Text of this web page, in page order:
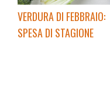
VERDURA DI FEBBRAIO:
SPESA DI STAGIONE